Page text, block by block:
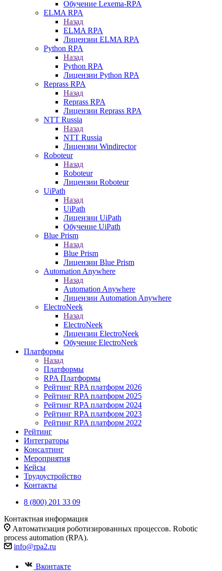
Обучение Lexema-RPA
ELMA RPA
Назад
ELMA RPA
Лицензии ELMA RPA
Python RPA
Назад
Python RPA
Лицензии Python RPA
Reprass RPA
Назад
Reprass RPA
Лицензии Reprass RPA
NTT Russia
Назад
NTT Russia
Лицензии Windirector
Roboteur
Назад
Roboteur
Лицензии Roboteur
UiPath
Назад
UiPath
Лицензии UiPath
Обучение UiPath
Blue Prism
Назад
Blue Prism
Лицензии Blue Prism
Automation Anywhere
Назад
Automation Anywhere
Лицензии Automation Anywhere
ElectroNeek
Назад
ElectroNeek
Лицензии ElectroNeek
Обучение ElectroNeek
Платформы
Назад
Платформы
RPA Платформы
Рейтинг RPA платформ 2026
Рейтинг RPA платформ 2025
Рейтинг RPA платформ 2024
Рейтинг RPA платформ 2023
Рейтинг RPA платформ 2022
Рейтинг
Интеграторы
Консалтинг
Mероприятия
Кейсы
Трудоустройство
Контакты
8 (800) 201 33 09
Контактная информация
Автоматизация роботизированных процессов. Robotic
process automation (RPA).
info@rpa2.ru
Вконтакте